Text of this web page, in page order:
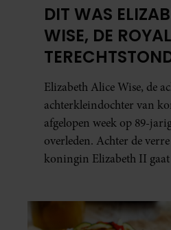
DIT WAS
WISE, DE
DOOD VAN
Elizabeth Alice Wise, de
achterkleindochter van
afgelopen week op 89-
overleden. Achter de
koningin Elizabeth II gaat